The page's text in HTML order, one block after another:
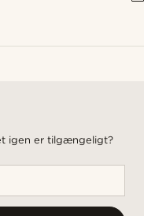
igen er tilgængeligt?